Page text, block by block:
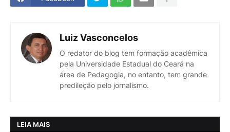
Luiz Vasconcelos
O redator do blog tem formação acadêmica
pela Universidade Estadual do Ceará na
área de Pedagogia, no entanto, tem grande
predileção pelo jornalismo.
LEIA MAIS